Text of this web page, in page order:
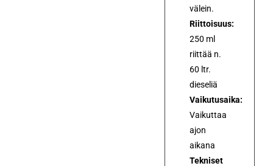
välein.
Riittoisuus:
250 ml
riittää n.
60 ltr.
dieseliä
Vaikutusaika:
Vaikuttaa
ajon
aikana
Tekniset